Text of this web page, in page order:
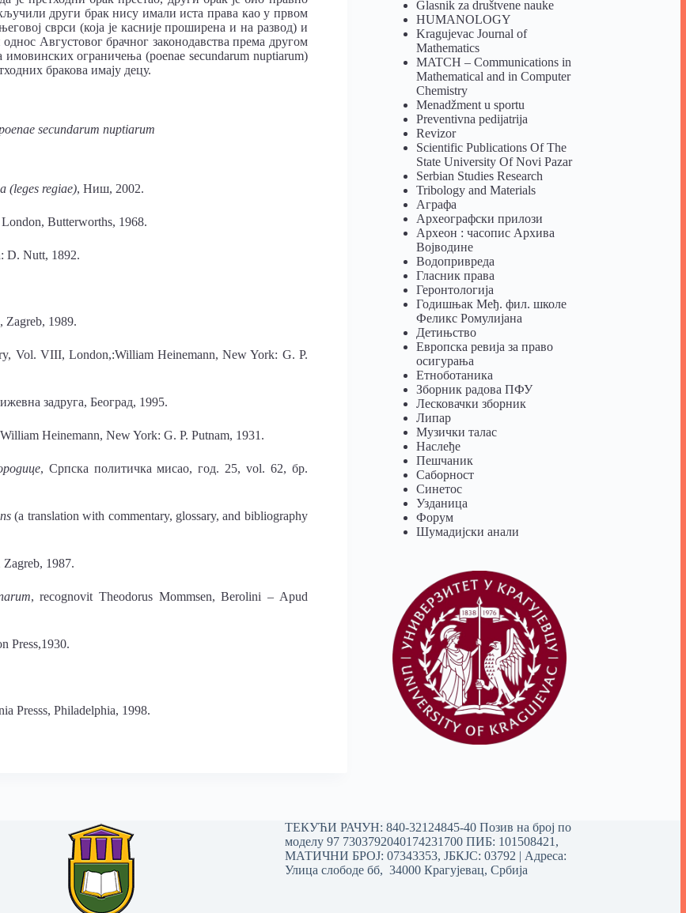
други брак нису имали иста права као у првом
сврси (која је касније проширена и на развод) и
Августовог брачног законодавства према другом
ограничења (poenae secundarum nuptiarum)
бракова имају децу.
secundarum nuptiarum
(leges regiae), Ниш, 2002.
Butterworths, 1968.
D. Nutt, 1892.
Zagreb, 1989.
Vol. VIII, London,:William Heinemann, New York: G. P.
задруга, Београд, 1995.
Heinemann, New York: G. P. Putnam, 1931.
, Српска политичка мисао, год. 25, vol. 62, бр.
(a translation with commentary, glossary, and bibliography
1987.
, recognovit Theodorus Mommsen, Berolini – Apud
Press,1930.
Presss, Philadelphia, 1998.
Glasnik za društvene nauke
HUMANOLOGY
Kragujevac Journal of
Mathematics
MATCH – Communications in
Mathematical and in Computer
Chemistry
Menadžment u sportu
Preventivna pedijatrija
Revizor
Scientific Publications Of The
State University Of Novi Pazar
Serbian Studies Research
Tribology and Materials
Аграфа
Археографски прилози
Археон : часопис Архива
Војводине
Водопривреда
Гласник права
Геронтологија
Годишњак Међ. фил. школе
Феликс Ромулијана
Детињство
Европска ревија за право
осигурања
Eтноботаника
Зборник радова ПФУ
Лесковачки зборник
Липар
Музички талас
Наслеђе
Пешчаник
Саборност
Синетос
Узданица
Форум
Шумадијски анали
ТЕКУЋИ РАЧУН: 840-32124845-40 Позив на број по
моделу 97 7303792040174231700ПИБ: 101508421,
МАТИЧНИ БРОЈ: 07343353, ЈБКЈС: 03792 | Aдреса:
Улица слободе бб, 34000 Крагујевац, Србија